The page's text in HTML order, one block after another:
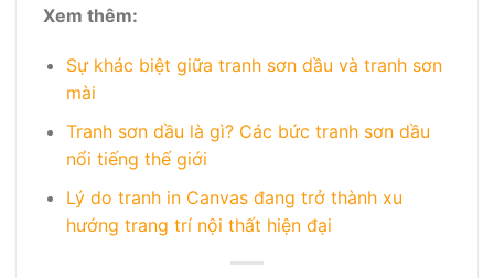
Xem thêm:
Sự khác biệt giữa tranh sơn dầu và tranh sơn
mài
Tranh sơn dầu là gì? Các bức tranh sơn dầu
nổi tiếng thế giới
Lý do tranh in Canvas đang trở thành xu
hướng trang trí nội thất hiện đại